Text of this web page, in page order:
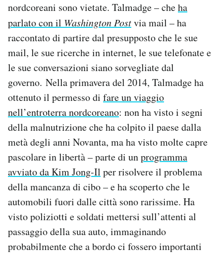
nordcoreani sono vietate. Talmadge – cheha
parlato con il Washington Postvia mail – ha
raccontato di partire dal presupposto che le sue
mail, le sue ricerche in internet, le sue telefonate e
le sue conversazioni siano sorvegliate dal
governo. Nella primavera del 2014, Talmadge ha
ottenuto il permesso di fare un viaggio
nell’entroterra nordcoreano: non ha visto i segni
della malnutrizione che ha colpito il paese dalla
metà degli anni Novanta, ma ha visto molte capre
pascolare in libertà – parte di unprogramma
avviato da Kim Jong-Il per risolvere il problema
della mancanza di cibo – e ha scoperto che le
automobili fuori dalle città sono rarissime. Ha
visto poliziotti e soldati mettersi sull’attenti al
passaggio della sua auto, immaginando
probabilmente che a bordo ci fossero importanti